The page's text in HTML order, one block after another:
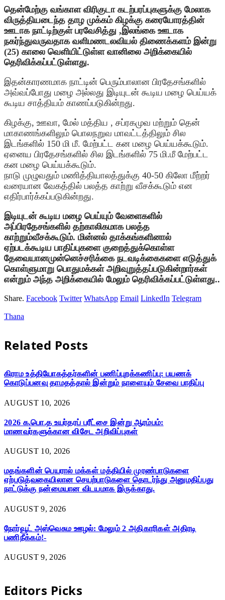
தென்மேற்கு வங்காள விரிகுடா கடற்பரப்புகளுக்கு மேலாக
விருத்தியடைந்த தாழ முக்கம் கிழக்கு கரையோரத்தின்
ஊடாக நாட்டிற்குள் பரவேசித்து ,இலங்கை ஊடாக
நகர்ந்துவருவதாக வளிமணடலவியல் திணைக்களம் இன்று
(25) காலை வெளியிட்டுள்ள வானிலை அறிக்கையில்
தெரிவிக்கப்பட்டுள்ளது.
இதன்காரணமாக நாட்டின் பெரும்பாலான பிரதேசங்களில்
அவ்வப்போது மழை அல்லது இடியுடன் கூடிய மழை பெய்யக்
கூடிய சாத்தியம் காணப்படுகின்றது.
கிழக்கு, ஊவா, மேல் மத்திய , சப்ரகமுவ மற்றும் தென்
மாகாணங்களிலும் பொலநறுவ மாவட்டத்திலும் சில
இடங்களில் 150 மி மீ. மேற்பட்ட கன மழை பெய்யக்கூடும்.
ஏனைய பிரதேசங்களில் சில இடங்களில் 75 மி.மீ மேற்பட்ட
கன மழை பெய்யக்கூடும்.
நாடு முழுவதும் மணித்தியாலத்துக்கு 40-50 கிலோ மீற்றர்
வரையான வேகத்தில் பலத்த காற்று வீசக்கூடும் என
எதிர்பார்க்கப்படுகின்றது.
இடியுடன் கூடிய மழை பெய்யும் வேளைகளில்
அப்பிரதேசங்களில் தற்காலிகமாக பலத்த
காற்றும்வீசக்கூடும். மின்னல் தாக்கங்களினால்
ஏற்படக்கூடிய பாதிப்புகளை குறைத்துக்கொள்ள
தேவையானமுன்னெச்சரிக்கை நடவடிக்கைகளை எடுத்துக்
கொள்ளுமாறு பொதுமக்கள் அறிவுறுத்தப்படுகின்றார்கள்
என்றும் அந்த அறிக்கையில் மேலும் தெரிவிக்கப்பட்டுள்ளது..
Share. Facebook Twitter WhatsApp Email LinkedIn Telegram
Thana
Related Posts
கிராம உத்தியோகத்தர்களின் பணிப்புறக்கணிப்பு: பயணக்
கொடுப்பனவு தாமதத்தால் இன்றும் நாளையும் சேவை பாதிப்பு
AUGUST 10, 2026
2026 க.பொ.த உயர்தரப் பரீட்சை இன்று ஆரம்பம்:
மாணவர்களுக்கான விசேட அறிவிப்புகள்
AUGUST 10, 2026
மதங்களின் பெயரால் மக்கள் மத்தியில் முரண்பாடுகளை
ஏற்படுத்வகையிலான செயற்பாடுகளை தொடர்ந்து அனுமதிப்பது
நாட்டுக்கு நன்மையான விடயமாக இருக்காது.
AUGUST 9, 2026
நோர்வூட் அஸ்வெசும ஊழல்: மேலும் 2 அதிகாரிகள் அதிரடி
பணிநீக்கம்!-
AUGUST 9, 2026
Editors Picks